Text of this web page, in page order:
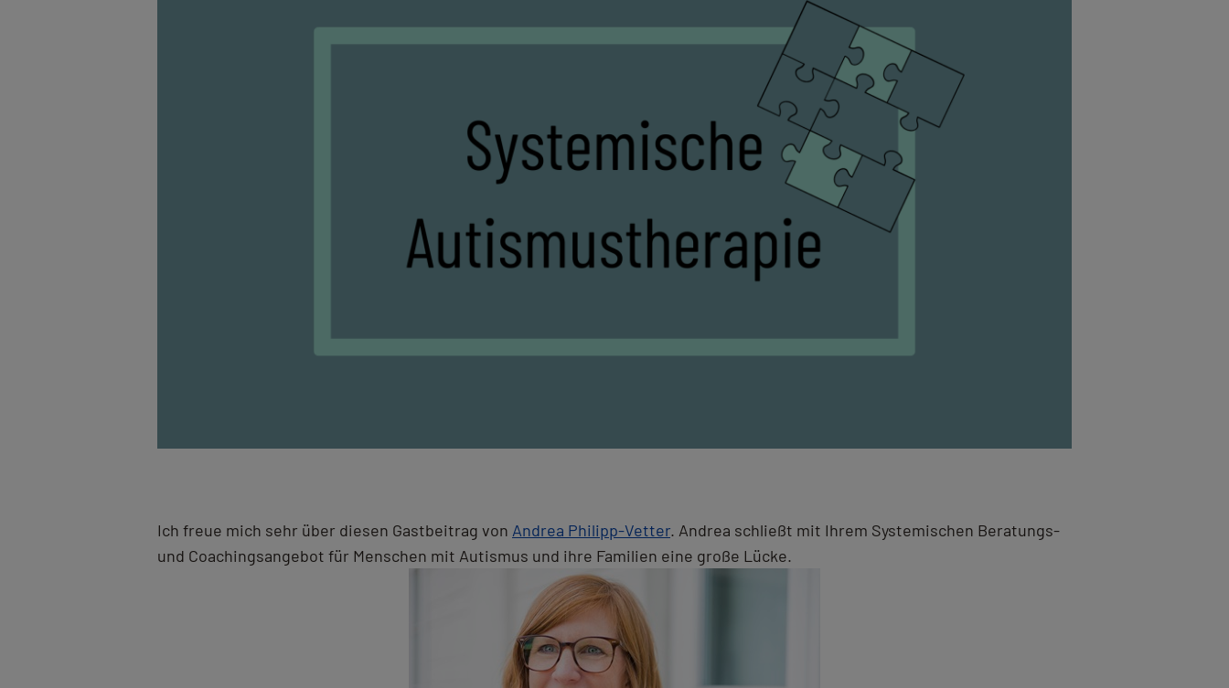
Ich freue mich sehr über diesen Gastbeitrag von Andrea Philipp-Vetter. Andrea schließt mit Ihrem Systemischen Beratungs-
und Coachingsangebot für Menschen mit Autismus und ihre Familien eine große Lücke.